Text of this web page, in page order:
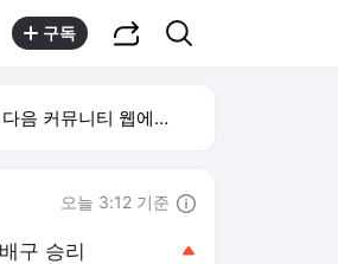
구독
커뮤니티 웹에서 보기
오늘 3:12 기준
구 승리